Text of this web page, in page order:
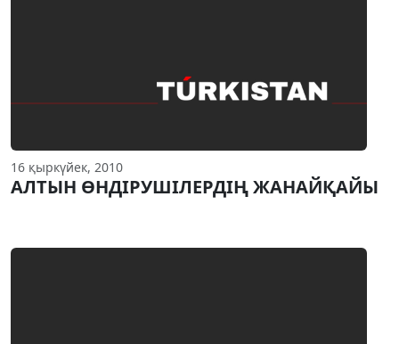
16 қыркүйек, 2010
АЛТЫН ӨНДIРУШIЛЕРДIҢ ЖАНАЙҚАЙЫ